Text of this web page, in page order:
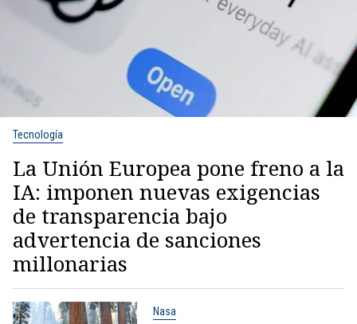
Tecnología
La Unión Europea pone freno a la
IA: imponen nuevas exigencias
de transparencia bajo
advertencia de sanciones
millonarias
Nasa